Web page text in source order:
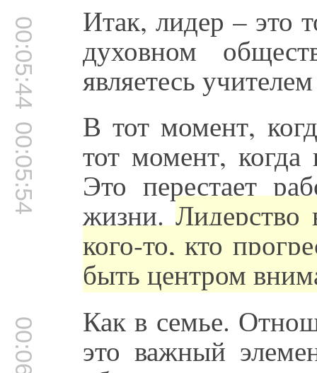
00:05:44 Итак, лидер – это
духовном
являетесь
00:05:54 В тот момент,
тот момент,
Это перестает
жизни.Лидерство
кого-то, кто
быть центром
Как в семье.
это важный